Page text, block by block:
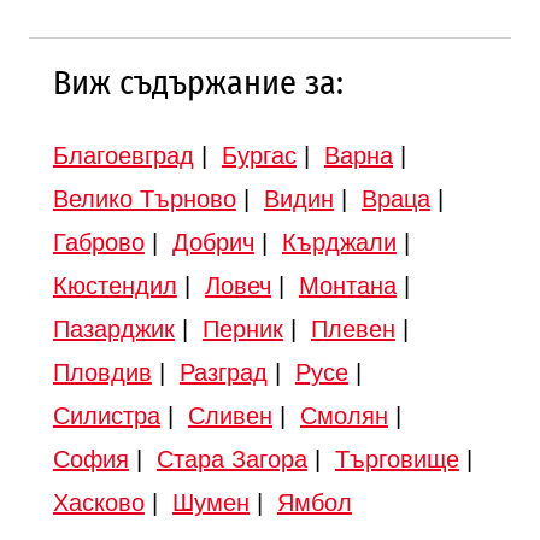
Виж съдържание за:
Благоевград Бургас| Варна|
Велико Търново| Видин Враца|
Габрово| Добрич Кърджали
Кюстендил
Ловеч Монтана|
Пазарджик| Перник| Плевен
Пловдив
Разград Русе|
Силистра| Сливен Смолян
София
Стара Загора| Търговище|
Хасково| Шумен Ямбол